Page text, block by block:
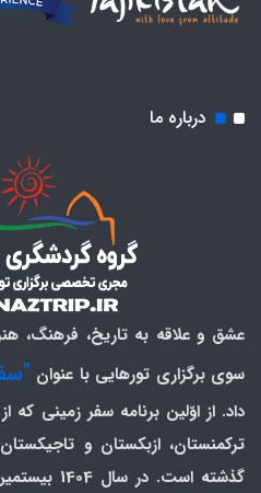
درباره ما
عشق و علاقه به تاریخ، فرهنگ،
سوی برگزاری تورهایی با عنوان
داد. از اوّلین برنامه سفر زمینی
ترکمنستان، ازبکستان و
گذشته است.